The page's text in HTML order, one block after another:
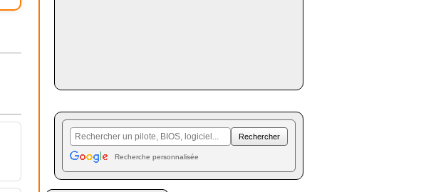
Recherche personnalisée